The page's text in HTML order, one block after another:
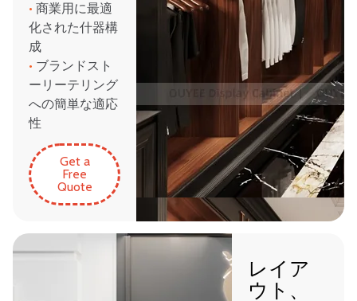
• 商業用に最適
化された什器構
成
• ブランドスト
ーリーテリング
への簡単な適応
性
Get a
Free
Quote
レイア
ウト、